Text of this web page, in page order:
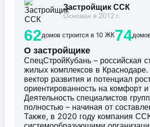
Застройщик ССК
Основан в 2012 г.
62домов строится в 10 ЖК74
О застройщике
СпецСтройКубань – российская
жилых комплексов в
вектор развития и потенциал
ориентированность на комфорт
Деятельность специалистов
полностью – начиная от
Также, в 2020 году компания